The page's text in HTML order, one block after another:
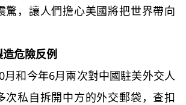
驚，讓人們擔心美國將把世界帶向
危險反例
和今年6月兩次對中國駐美外交人
次私自拆開中方的外交郵袋，查扣